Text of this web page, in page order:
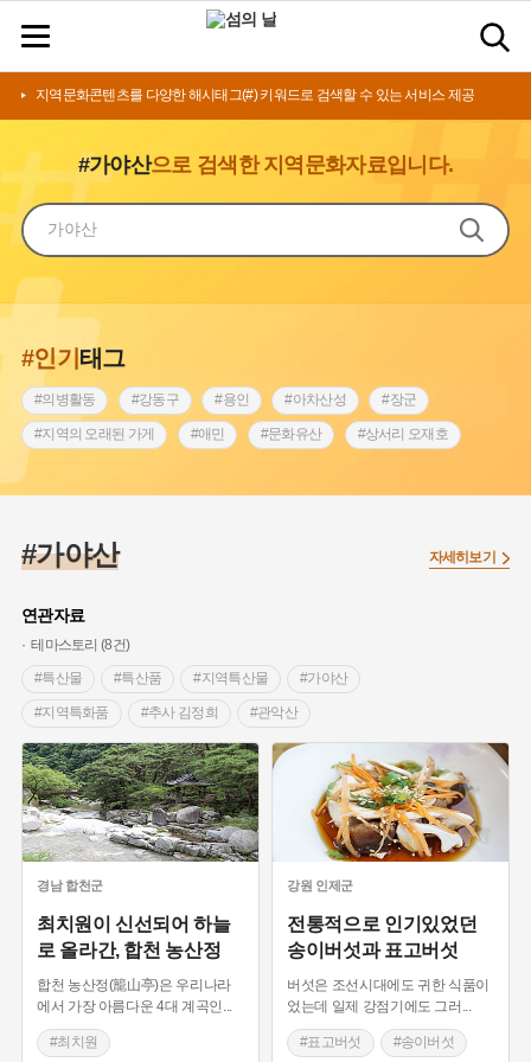
지역문화콘텐츠를 다양한 해시태그(#) 키워드로 검색할 수 있는 서비스 제공
#가야산으로 검색한 지역문화자료입니다.
#인기태그
#의병활동 #강동구 #용인 #아차산성 #장군
#지역의 오래된 가게 #애민 #문화유산 #상서리 오재호
#허준 #28독립선언 #지명유래
#여성독립운동가
#백년가게
#단지 #설화 #인물설화 #대한애국부인회
#고구마 #김마리아 #바위설화
#강진 #블루리본 #전설 #조선시대 문신
#여성 독립운동가 #지역의 설화 #어린이역사콘텐츠
#내시 #내성 #먼우금 #징채 #제주도설화 #영산강
#대한민국임시정부 #강서구 #종로구 #노원구
#부산 #용인의 전설
#경기도설화 #남자현 #동화 #임시의정원
#황해도 #산성 #박물관 #공예품 #영산포
#가야산
연관자료
테마스토리 (8건)
#특산물
#특산품 #지역특산물 #가야산
#지역특화품 #추사 김정희 #관악산
#과천 마을이야기 #표고버섯 #송이버섯
#가을별미 #식료품 #인공재배 #송이찜
#최치원 #합천 가볼만한곳 #합천 누정
#경상남도 누정 #외암민속마을 외암천
#충청우도 역로 #포곡식 산성
#가야의 성곽 #경상북도 성곽 #감성여행
#경관이 아름다운 곳 #자연여행지 #설화
#드라마 촬영지 #경상남도 설화
자세히보기
경남 합천군
최치원이 신선되어 하늘
로 올라간, 합천 농산정
합천 농산정(籠山亭)은 우리나라
에서 가장 아름다운 4대 계곡인
#최치원
강원 인제군
전통적으로 인기있었던
송이버섯과 표고버섯
버섯은 조선시대에도 귀한 식품이
었는데 일제 강점기에도 그러
#표고버섯 #송이버섯